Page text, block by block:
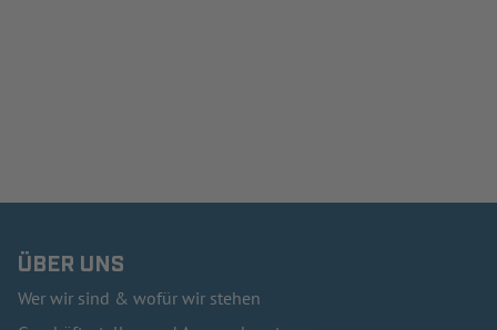
ÜBER UNS
Wer wir sind & wofür wir stehen